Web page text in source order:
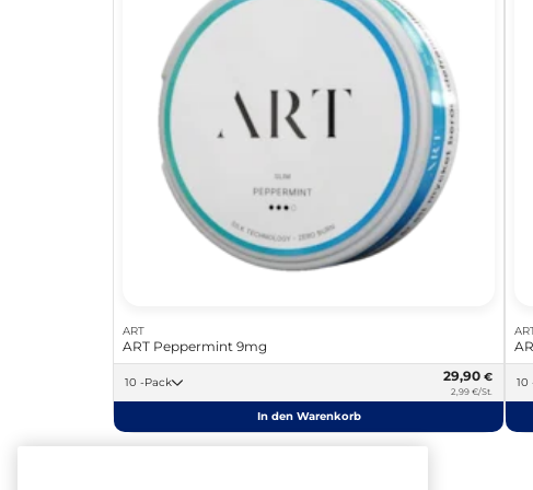
ART
ART Peppermint 9mg
10 -Pack 29,90 €
2,99 €/St.
In den Warenkorb